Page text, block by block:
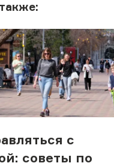
с
советы по